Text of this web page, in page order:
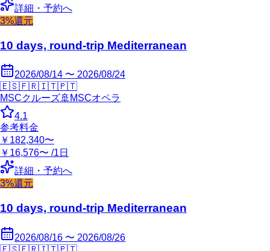
詳細・予約へ
3%還元
10 days, round-trip Mediterranean
2026/08/14 〜 2026/08/24
🇪🇸🇫🇷🇮🇹🇵🇹
MSCクルーズ🚢 MSCオペラ
4.1
参考料金
￥182,340〜
￥16,576〜 /1日
詳細・予約へ
3%還元
10 days, round-trip Mediterranean
2026/08/16 〜 2026/08/26